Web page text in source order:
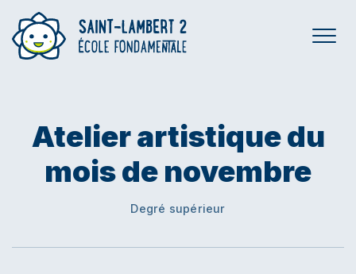
Atelier artistique du
mois de novembre
Degré supérieur